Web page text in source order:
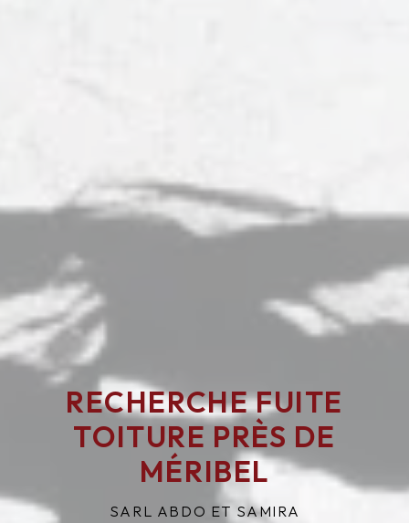
RECHERCHE FUITE
TOITURE PRÈS DE
MÉRIBEL
SARL ABDO ET SAMIRA